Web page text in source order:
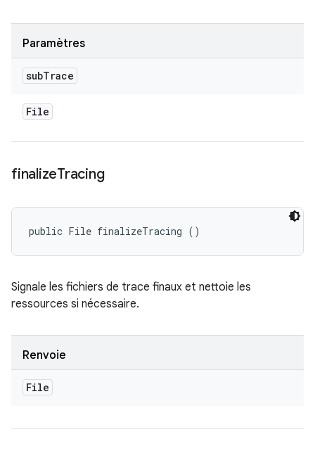
Paramètres
subTrace
File
finalizeTracing
public File finalizeTracing ()
Signale les fichiers de trace finaux et nettoie les
ressources si nécessaire.
Renvoie
File